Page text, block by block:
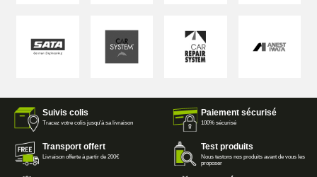
Suivis colis
Tracez votre colis jusqu'à sa livraison
Paiement sécurisé
100% sécurisé
Transport offert
Livraison offerte à partir de 200€
Test produits
Nous testons nos produits avant de vous les
proposer